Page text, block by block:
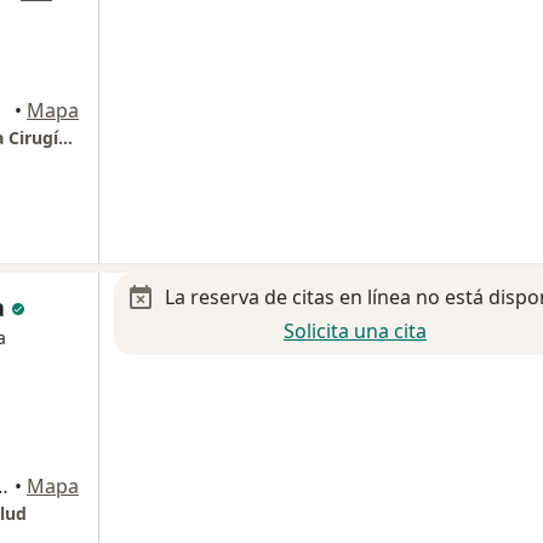
• Mapa
Dr. Ricardo Cortés, Traumatología Ortopedia Cirugía de Columna y Endoscopía de Columna
Luis Potosi • Mapa
La reserva de citas en línea no está
Solicita una cita